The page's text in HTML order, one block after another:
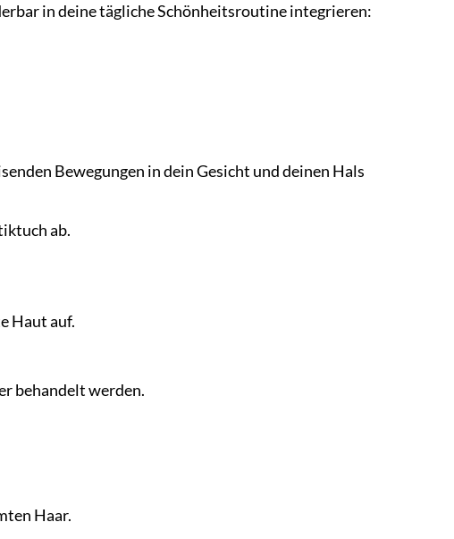
in deine tägliche Schönheitsroutine integrieren:
Bewegungen in dein Gesicht und deinen Hals
ab.
Haut auf.
behandelt werden.
Haar.